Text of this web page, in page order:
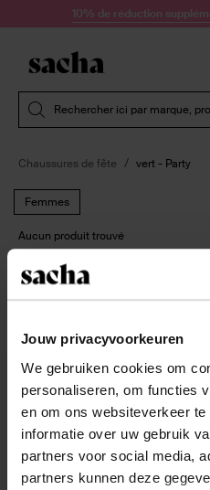
Jouw privacyvoorkeuren
We gebruiken cookies om
personaliseren, om functies
en om ons websiteverkeer
informatie over uw gebruik
partners voor social media,
partners kunnen deze
Passer au contenu
10% de réduction
Rechercher ici par marque,
Chaussures de fête vert - Party
Femmes
Aucun produit trouvé
À propos de Sacha
Service clientèle
Livraison
Échanger et retourner